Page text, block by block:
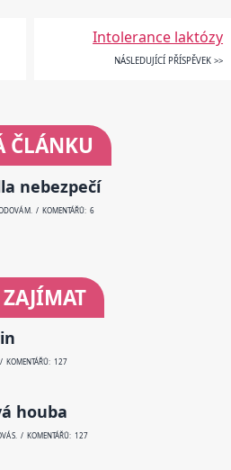
Intolerance laktózy
NÁSLEDUJÍCÍ PŘÍSPĚVEK >>
ČLÁNKU
nebezpečí
M. / KOMENTÁŘŮ: 6
KOMENTÁŘŮ: 127
houba
S. / KOMENTÁŘŮ: 127